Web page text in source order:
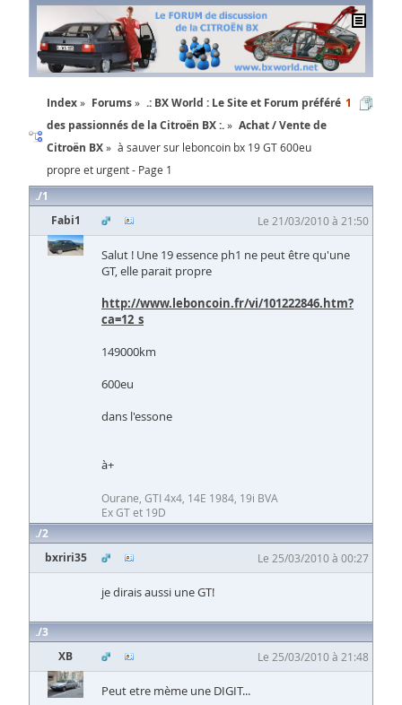
Index Forums
.: BX World : Le Site et Forum préféré
des passionnés de la Citroën BX :.
Achat / Vente de
Citroën BX
à sauver sur leboncoin bx 19 GT 600eu
propre et urgent - Page 1
1
1
Fabi1
Le 21/03/2010 à 21:50
Salut ! Une 19 essence ph1 ne peut être qu'une
GT, elle parait propre
http://www.leboncoin.fr/vi/101222846.htm?
ca=12_s
149000km
600eu
dans l'essone
à+
Ourane, GTI 4x4, 14E 1984, 19i BVA
Ex GT et 19D
2
bxriri35
Le 25/03/2010 à 00:27
je dirais aussi une GT!
3
XB
Le 25/03/2010 à 21:48
Peut etre mème une DIGIT...